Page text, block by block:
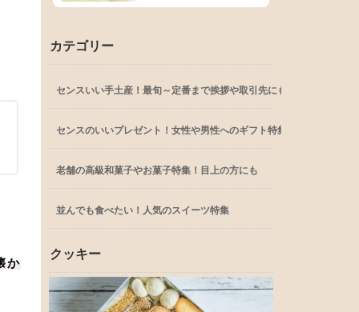
か
カテゴリー
センスいい手土産！最旬～定番まで挨拶や取引先にも
センスのいいプレゼント！女性や男性へのギフト特集
老舗の高級和菓子やお菓子特集！目上の方にも
並んでも食べたい！人気のスイーツ特集
クッキー